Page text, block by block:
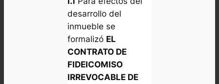
desarrollo del
inmueble se
formalizó EL
CONTRATO DE
FIDEICOMISO
IRREVOCABLE DE